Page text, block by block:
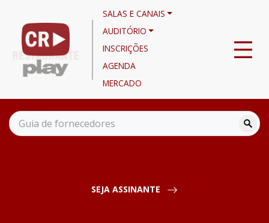
SALAS E CANAIS
AUDITÓRIO
INSCRIÇÕES
AGENDA
MERCADO
SEJA ASSINANTE
Canais
Noticiário